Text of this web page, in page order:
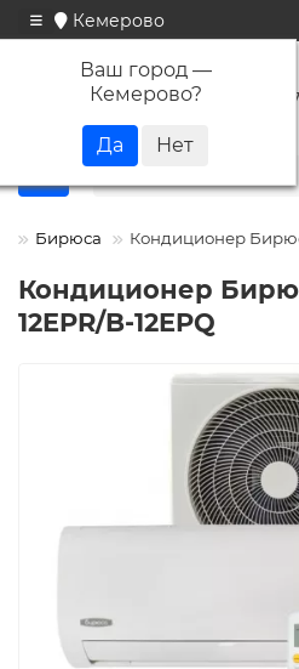
Кемерово
Ваш город —
Кемерово?
Бирюса Кондиционер
Кондиционер
12EPR/B-12EPQ